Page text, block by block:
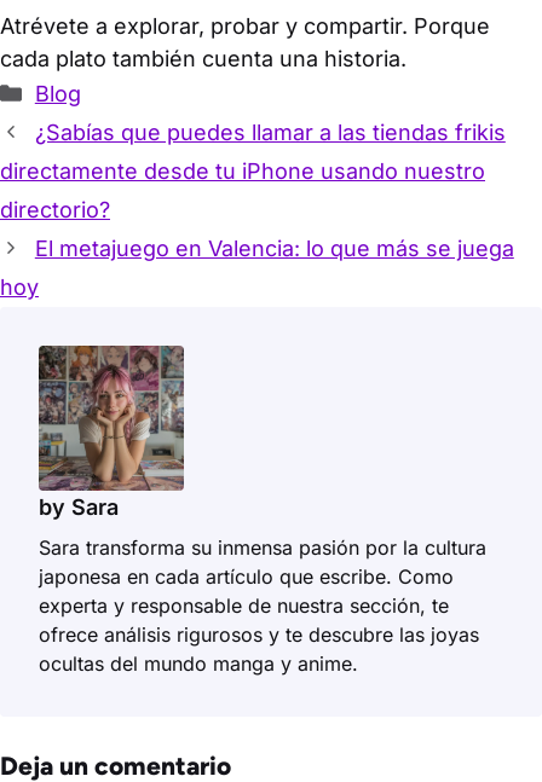
Atrévete a explorar, probar y compartir. Porque
cada plato también cuenta una historia.
Categorías
Blog
¿Sabías que puedes llamar a las tiendas frikis
directamente desde tu iPhone usando nuestro
directorio?
El metajuego en Valencia: lo que más se juega
hoy
by Sara
Sara transforma su inmensa pasión por la cultura
japonesa en cada artículo que escribe. Como
experta y responsable de nuestra sección, te
ofrece análisis rigurosos y te descubre las joyas
ocultas del mundo manga y anime.
Deja un comentario